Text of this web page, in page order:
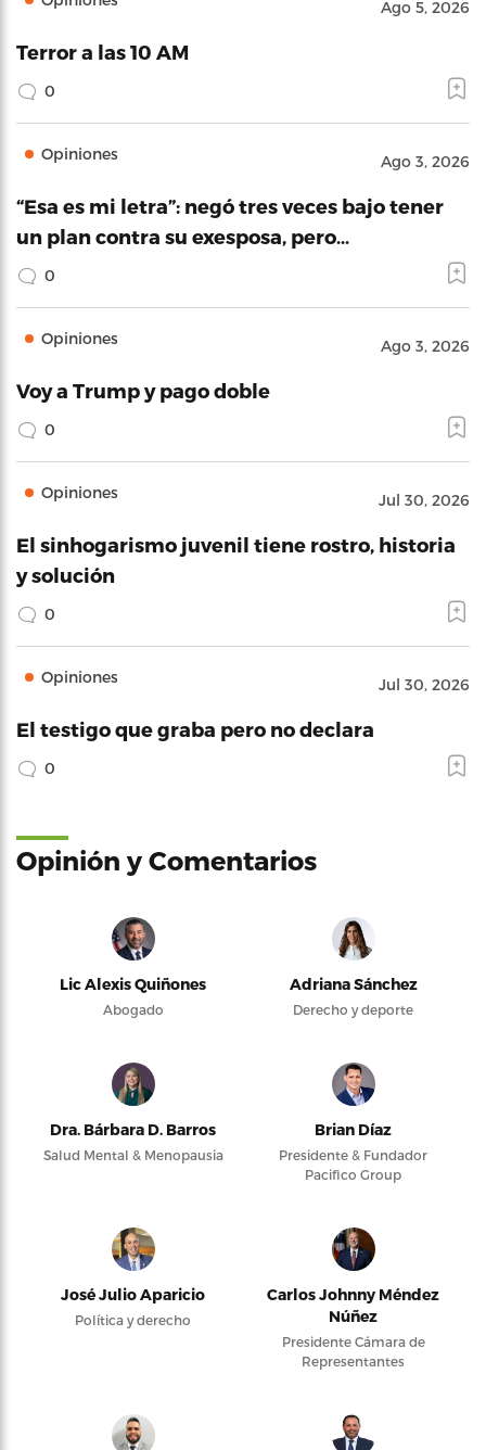
Ago 5, 2026
Terror a las 10 AM
0
Opiniones Ago 3, 2026
“Esa es mi letra”: negó tres veces bajo tener
un plan contra su exesposa, pero…
0
Opiniones Ago 3, 2026
Voy a Trump y pago doble
0
Opiniones Jul 30, 2026
El sinhogarismo juvenil tiene rostro, historia
y solución
0
Opiniones Jul 30, 2026
El testigo que graba pero no declara
0
Opinión y Comentarios
Lic Alexis Quiñones
Abogado
Adriana Sánchez
Derecho y deporte
Dra. Bárbara D. Barros
Salud Mental & Menopausia
Brian Díaz
Presidente & Fundador
Pacifico Group
José Julio Aparicio
Política y derecho
Carlos Johnny Méndez
Núñez
Presidente Cámara de
Representantes